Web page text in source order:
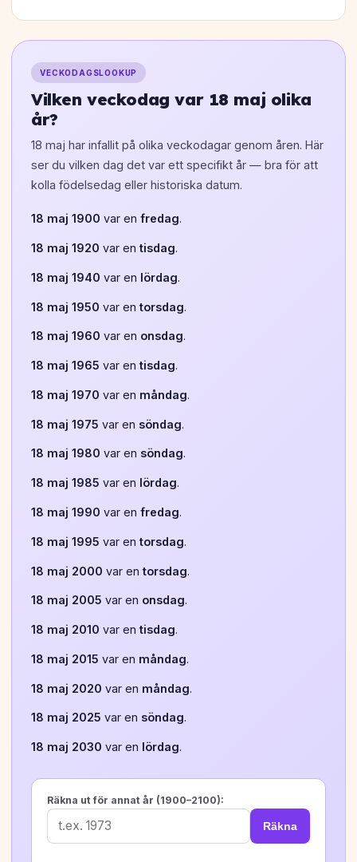
VECKODAGSLOOKUP
Vilken veckodag var 18 maj olika
år?
18 maj har infallit på olika veckodagar genom åren. Här
ser du vilken dag det var ett specifikt år — bra för att
kolla födelsedag eller historiska datum.
18 maj 1900 var en fredag.
18 maj 1920 var entisdag.
18 maj 1940 var en lördag.
18 maj 1950 var entorsdag.
18 maj 1960 var en onsdag.
18 maj 1965 var entisdag.
18 maj 1970 var en måndag.
18 maj 1975 var en söndag.
18 maj 1980 var en söndag.
18 maj 1985 var en lördag.
18 maj 1990 var en fredag.
18 maj 1995 var entorsdag.
18 maj 2000 var entorsdag.
18 maj 2005 var en onsdag.
18 maj 2010 var en tisdag.
18 maj 2015 var en måndag.
18 maj 2020 var en måndag.
18 maj 2025 var en söndag.
18 maj 2030 var en lördag.
Räkna ut för annat år (1900–2100):
Räkna